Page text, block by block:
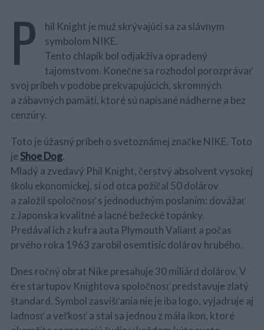
P
hil Knight je muž skrývajúci sa za slávnym
symbolom NIKE.
Tento chlapík bol odjakživa opradený
tajomstvom. Konečne sa rozhodol porozprávať
svoj príbeh v podobe prekvapujúcich, skromných
a zábavných pamätí, ktoré sú napísané nádherne a bez
cenzúry.
Toto je úžasný príbeh o svetoznámej značke NIKE. Toto
je Shoe Dog.
Mladý a zvedavý Phil Knight, čerstvý absolvent vysokej
školu ekonomickej, si od otca požičal 50 dolárov
a založil spoločnosť s jednoduchým poslaním: dovážať
z Japonska kvalitné a lacné bežecké topánky.
Predával ich z kufra auta Plymouth Valiant a počas
prvého roka 1963 zarobil osemtisíc dolárov hrubého.
Dnes ročný obrat Nike presahuje 30 miliárd dolárov. V
ére startupov Knightova spoločnosť predstavuje zlatý
štandard. Symbol zasvišťania nie je iba logo, vyjadruje aj
ladnosť a veľkosť a stal sa jednou z mála ikon, ktoré